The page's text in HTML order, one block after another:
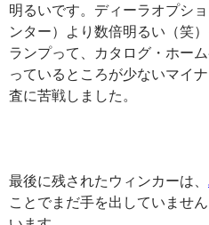
明るいです。ディーラオプシ
ンター）より数倍明るい（笑
ランプって、カタログ・ホー
っているところが少ないマイ
査に苦戦しました。
最後に残されたウィンカーは、
ことでまだ手を出していませ